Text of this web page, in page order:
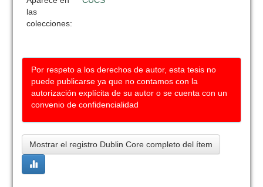
las
colecciones:
Por respeto a los derechos de autor, esta tesis no
puede publicarse ya que no contamos con la
autorización explícita de su autor o se cuenta con un
convenio de confidencialidad
Mostrar el registro Dublin Core completo del ítem